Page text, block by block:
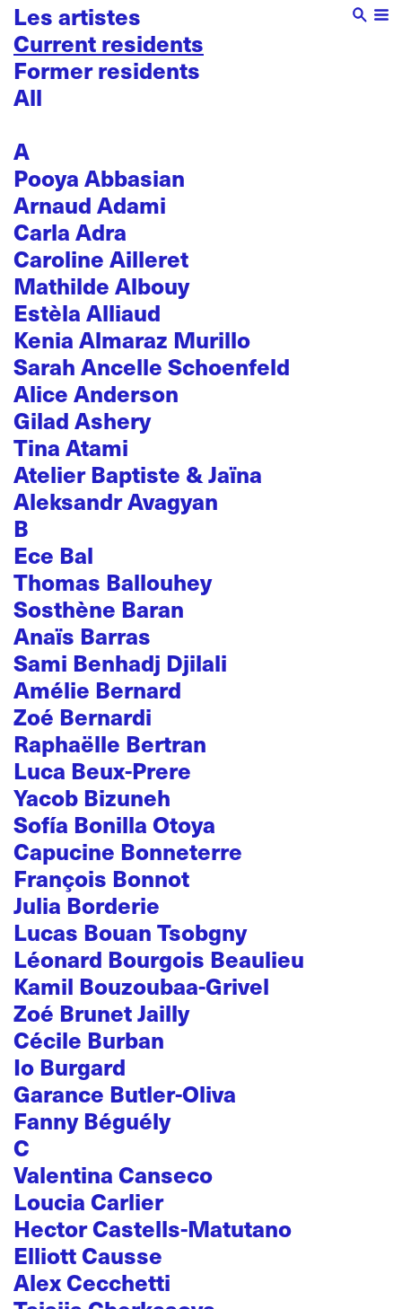
Les artistes
Current residents
Former residents
All
A
Pooya Abbasian
Arnaud Adami
Carla Adra
Caroline Ailleret
Mathilde Albouy
Estèla Alliaud
Kenia Almaraz Murillo
Sarah Ancelle Schoenfeld
Alice Anderson
Gilad Ashery
Tina Atami
Atelier Baptiste & Jaïna
Aleksandr Avagyan
B
Ece Bal
Thomas Ballouhey
Sosthène Baran
Anaïs Barras
Sami Benhadj Djilali
Amélie Bernard
Zoé Bernardi
Raphaëlle Bertran
Luca Beux-Prere
Yacob Bizuneh
Sofía Bonilla Otoya
Capucine Bonneterre
François Bonnot
Julia Borderie
Lucas Bouan Tsobgny
Léonard Bourgois Beaulieu
Kamil Bouzoubaa-Grivel
Zoé Brunet Jailly
Cécile Burban
Io Burgard
Garance Butler-Oliva
Fanny Béguély
C
Valentina Canseco
Loucia Carlier
Hector Castells-Matutano
Elliott Causse
Alex Cecchetti